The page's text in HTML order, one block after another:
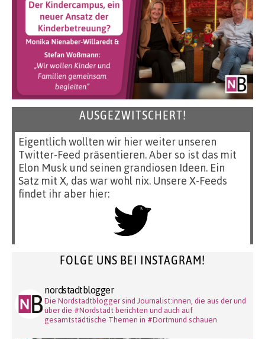
AUSGEZWITSCHERT!
Eigentlich wollten wir hier weiter unseren
Twitter-Feed präsentieren. Aber so ist das mit
Elon Musk und seinen grandiosen Ideen. Ein
Satz mit X, das war wohl nix. Unsere X-Feeds
findet ihr aber hier:
FOLGE UNS BEI INSTAGRAM!
nordstadtblogger
Die Nordstadtblogger sind Journalist:innen, die aus der und
über die #Nordstadt berichten und auch auf
gesamtstädtische Themen in #Dortmund schauen